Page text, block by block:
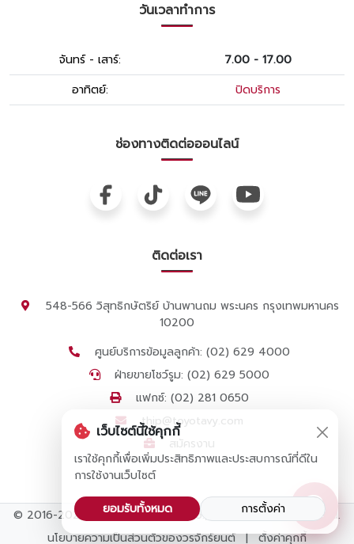
เว็บไซต์นี้ใช้คุกกี้
เราใช้คุกกี้เพื่อเพิ่มประสิทธิภาพและประสบการณ์ที่ดีใน
การใช้งานเว็บไซต์
ยอมรับทั้งหมด
การตั้งค่า
วันเวลาทำการ
จันทร์ - เสาร์:
7.00 - 17.00
อาทิตย์:
ปิดบริการ
ช่องทางติดต่อออนไลน์
ติดต่อเรา
548-566 วิสุทธิกษัตริย์ บ้านพานถม พระนคร กรุงเทพมหานคร
10200
ศูนย์บริการข้อมูลลูกค้า: (02) 629 4000
ฝ่ายขายโชว์รูม: (02) 629 5000
แฟกซ์: (02) 281 0650
thip@toyotavy.com
สมัครงาน
© 2016-2025 by Vorachak Yont Co., Ltd. All Rights Reserved.
นโยบายความเป็นส่วนตัวของวรจักร์ยนต์
| ตั้งค่าคุกกี้